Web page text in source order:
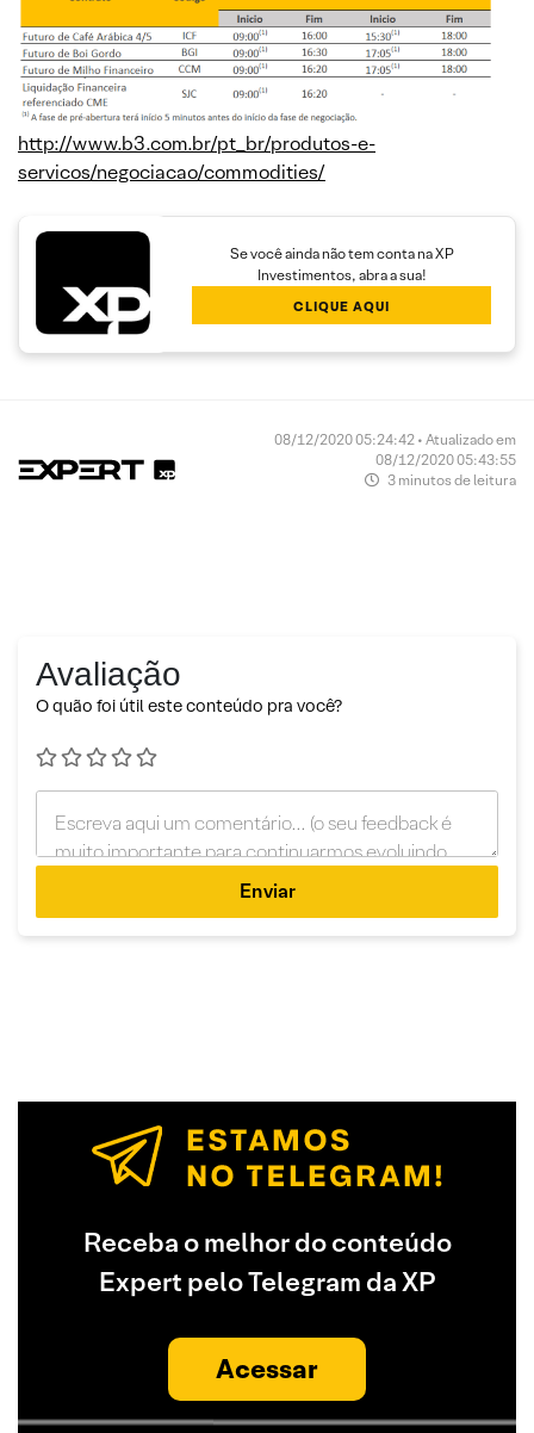
http://www.b3.com.br/pt_br/produtos-e-
servicos/negociacao/commodities/
Se você ainda não tem conta na XP
Investimentos, abra a sua!
CLIQUE AQUI
08/12/2020 05:24:42 • Atualizado em
08/12/2020 05:43:55
3 minutos de leitura
Avaliação
O quão foi útil este conteúdo pra você?
Enviar
Receba o melhor do conteúdo
Expert pelo Telegram da XP
Acessar